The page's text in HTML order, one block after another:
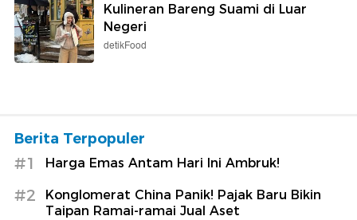
Kulineran Bareng Suami di Luar
Negeri
detikFood
Berita Terpopuler
#1 Harga Emas Antam Hari Ini Ambruk!
#2
Konglomerat China Panik! Pajak Baru Bikin
Taipan Ramai-ramai Jual Aset